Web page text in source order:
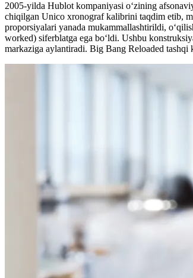
2005-yilda Hublot kompaniyasi o‘zining
chiqilgan Unico xronograf kalibrini taqdim etib,
proporsiyalari yanada mukammallashtirildi,
worked) siferblatga ega bo‘ldi. Ushbu
markaziga aylantiradi. Big Bang Reloaded